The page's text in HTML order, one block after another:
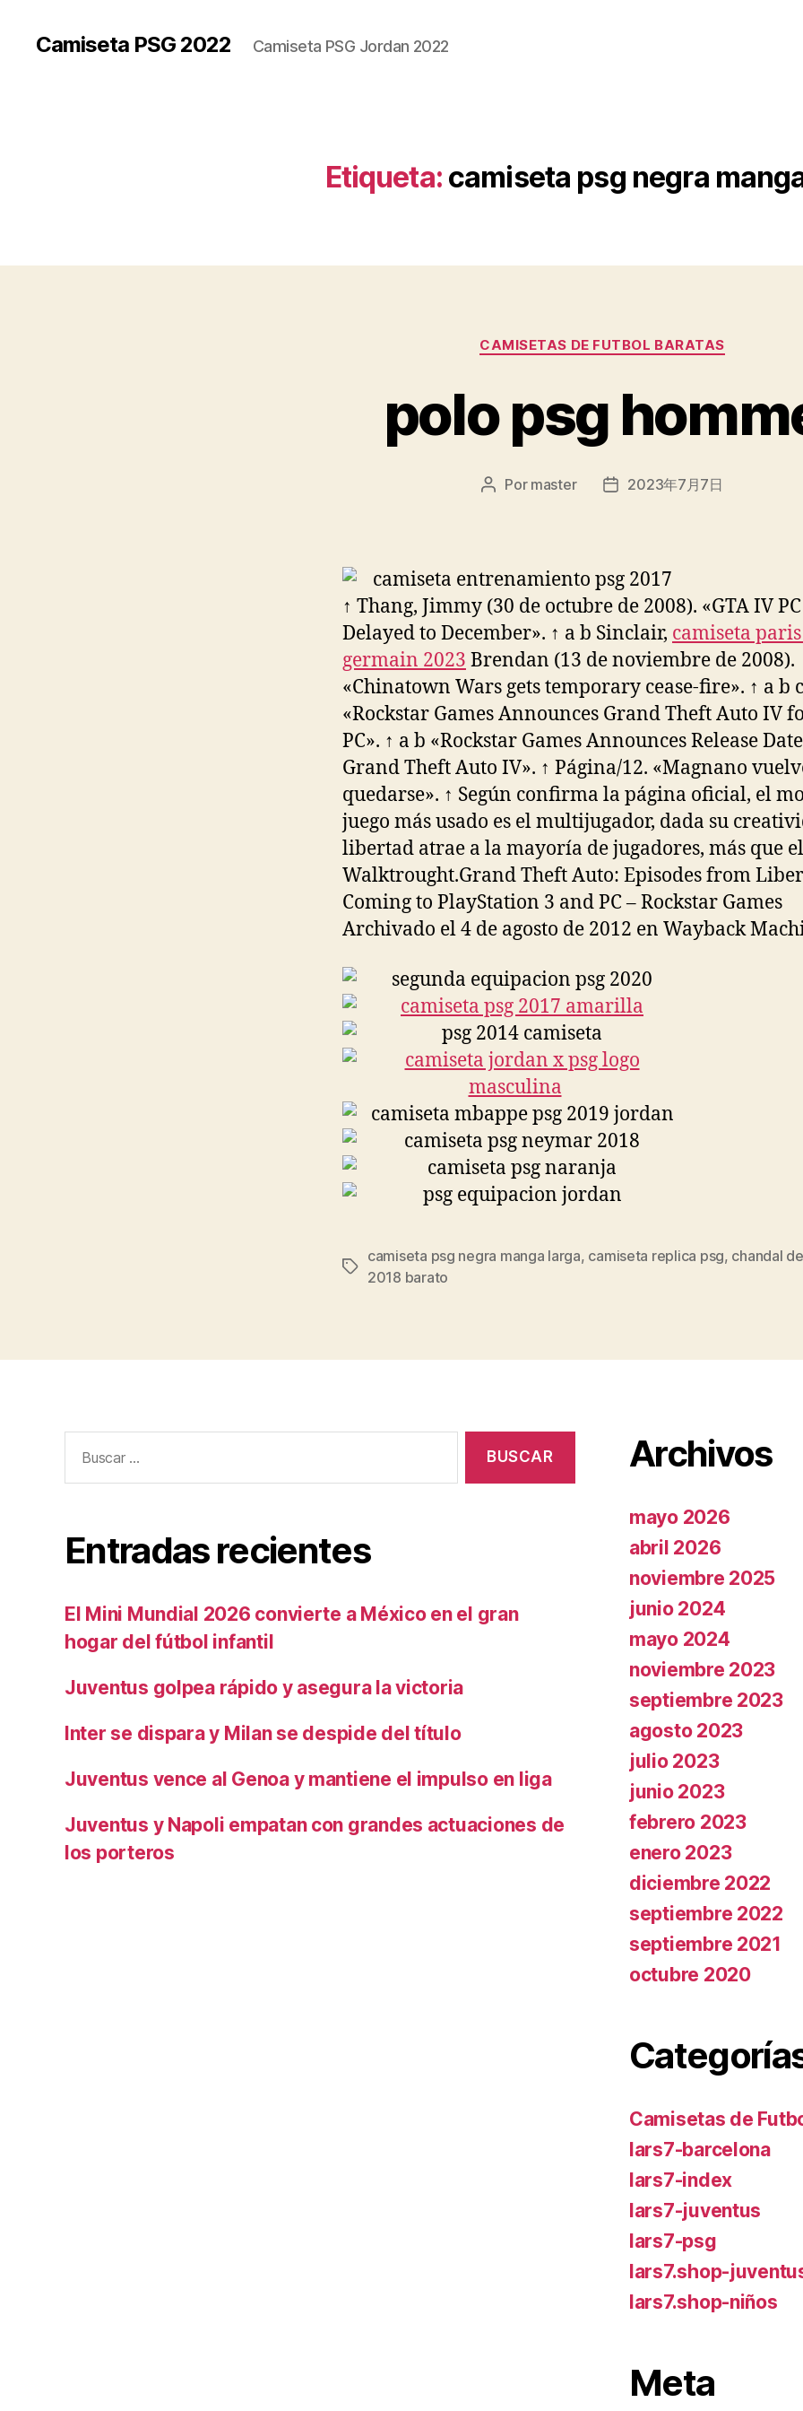
Camiseta PSG 2022 Camiseta PSG Jordan 2022
Etiqueta: camiseta psg negra
Categorías
CAMISETAS DE FUTBOL BARATAS
polo psg
Autor
Por master
Fecha2023年7月7日
↑ Thang, Jimmy (30 de octubre de 2008). «GTA IV PC
Delayed to December». ↑ a b Sinclair, camiseta
germain 2023 Brendan (13 de noviembre de 2008).
«Chinatown Wars gets temporary cease-fire». ↑ a b
«Rockstar Games Announces Grand Theft Auto IV
PC». ↑ a b «Rockstar Games Announces Release
Grand Theft Auto IV». ↑ Página/12. «Magnano
quedarse». ↑ Según confirma la página oficial, el
juego más usado es el multijugador, dada su
libertad atrae a la mayoría de jugadores, más que el
Walktrought.Grand Theft Auto: Episodes from
Coming to PlayStation 3 and PC – Rockstar Games
Archivado el 4 de agosto de 2012 en Wayback
Etiquetas
camiseta psg negra manga larga, camiseta replica psg, chandal
2018 barato
Entradas recientes
El Mini Mundial 2026 convierte a México en el gran
hogar del fútbol infantil
Juventus golpea rápido y asegura la victoria
Inter se dispara y Milan se despide del título
Juventus vence al Genoa y mantiene el impulso en liga
Juventus y Napoli empatan con grandes actuaciones de
los porteros
Archivos
mayo 2026
abril 2026
noviembre 2025
junio 2024
mayo 2024
noviembre 2023
septiembre 2023
agosto 2023
julio 2023
junio 2023
febrero 2023
enero 2023
diciembre 2022
septiembre 2022
septiembre 2021
octubre 2020
Camisetas de
lars7-barcelona
lars7-index
lars7-juventus
lars7-psg
lars7.shop-
lars7.shop-niños
Meta